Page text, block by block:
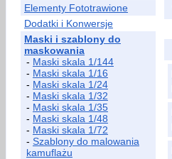
Elementy Fototrawione
Dodatki i Konwersje
Maski i szablony do
maskowania
- Maski skala 1/144
- Maski skala 1/16
- Maski skala 1/24
- Maski skala 1/32
- Maski skala 1/35
- Maski skala 1/48
- Maski skala 1/72
- Szablony do malowania
kamuflażu